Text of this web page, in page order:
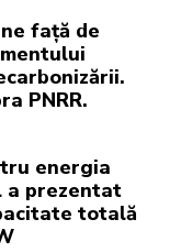
față de
PNRR.
energia
a prezentat
totală